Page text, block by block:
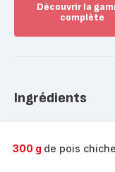
Découvrir la
complète
gamme
Ingrédients
300 g de pois